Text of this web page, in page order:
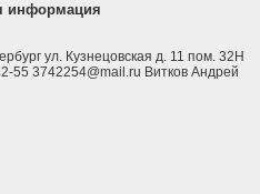
информация
ул. Кузнецовская д. 11 пом. 32Н
55 3742254@mail.ru Витков Андрей